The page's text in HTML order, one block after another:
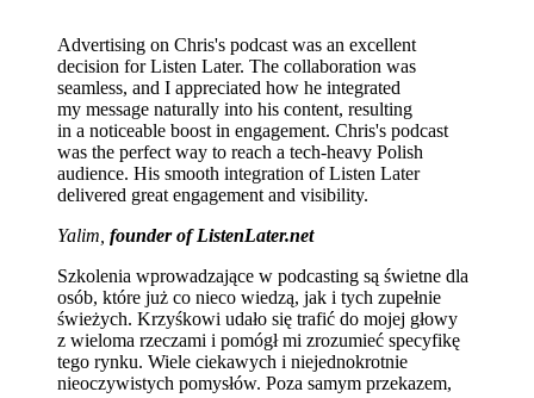
Advertising on Chris's podcast was an excellent
decision for Listen Later. The collaboration was
seamless, and I appreciated how he integrated
my message naturally into his content, resulting
in a noticeable boost in engagement. Chris's podcast
was the perfect way to reach a tech-heavy Polish
audience. His smooth integration of Listen Later
delivered great engagement and visibility.
Yalim, founder of ListenLater.net
Szkolenia wprowadzające w podcasting są świetne dla
osób, które już co nieco wiedzą, jak i tych zupełnie
świeżych. Krzyśkowi udało się trafić do mojej głowy
z wieloma rzeczami i pomógł mi zrozumieć specyfikę
tego rynku. Wiele ciekawych i niejednokrotnie
nieoczywistych pomysłów. Poza samym przekazem,